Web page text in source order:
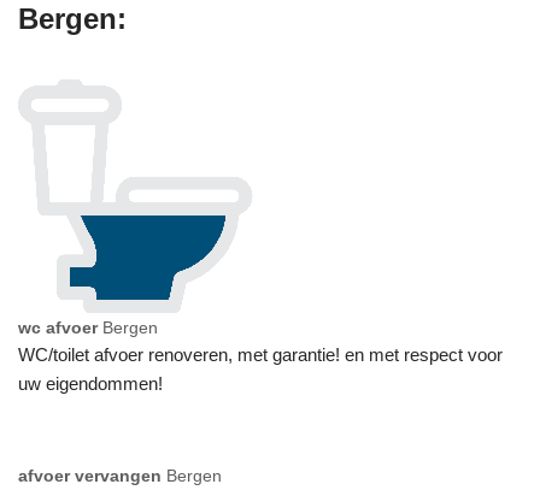
Bergen:
wc afvoer Bergen
WC/toilet afvoer renoveren, met garantie! en met respect voor
uw eigendommen!
afvoer vervangen Bergen